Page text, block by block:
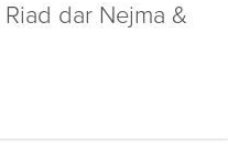
Riad dar Nejma &